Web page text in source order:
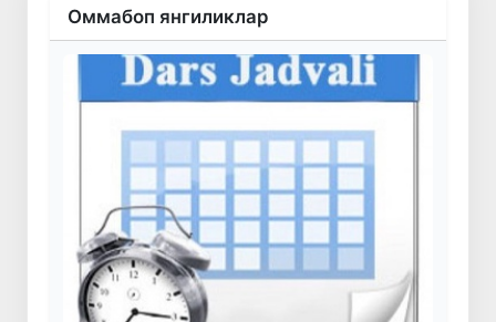
Оммабоп янгиликлар